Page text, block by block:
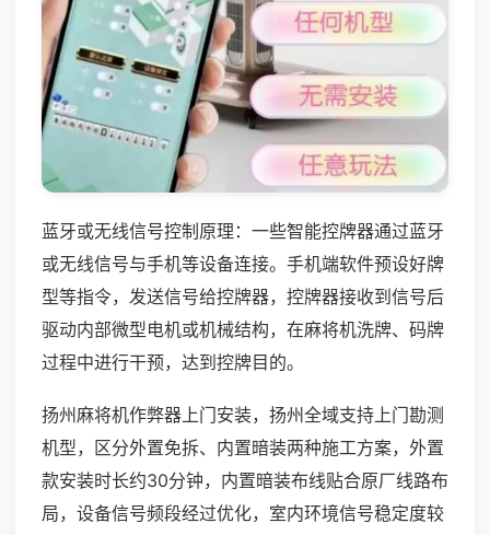
蓝牙或无线信号控制原理：一些智能控牌器通过蓝牙
或无线信号与手机等设备连接。手机端软件预设好牌
型等指令，发送信号给控牌器，控牌器接收到信号后
驱动内部微型电机或机械结构，在麻将机洗牌、码牌
过程中进行干预，达到控牌目的。
扬州麻将机作弊器上门安装，扬州全域支持上门勘测
机型，区分外置免拆、内置暗装两种施工方案，外置
款安装时长约30分钟，内置暗装布线贴合原厂线路布
局，设备信号频段经过优化，室内环境信号稳定度较